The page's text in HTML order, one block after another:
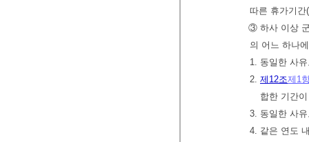
따른 휴가기간
③ 하사 이상
의 어느 하나
1. 동일한 사
2. 제12조제1
합한 기간
3. 동일한 사
4. 같은 연도